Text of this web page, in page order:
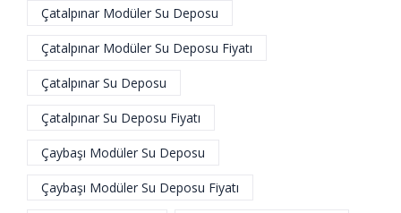
Çatalpınar Modüler Su Deposu
Çatalpınar Modüler Su Deposu Fiyatı
Çatalpınar Su Deposu
Çatalpınar Su Deposu Fiyatı
Çaybaşı Modüler Su Deposu
Çaybaşı Modüler Su Deposu Fiyatı